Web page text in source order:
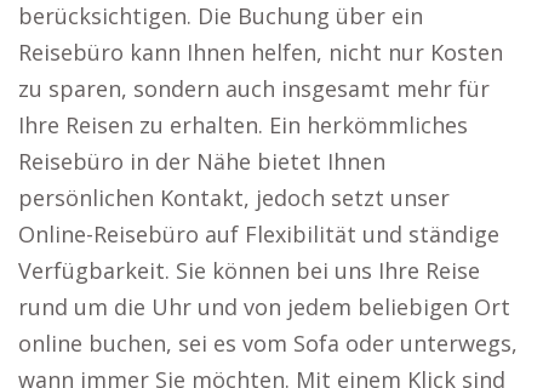
berücksichtigen. Die Buchung über ein
Reisebüro kann Ihnen helfen, nicht nur Kosten
zu sparen, sondern auch insgesamt mehr für
Ihre Reisen zu erhalten. Ein herkömmliches
Reisebüro in der Nähe bietet Ihnen
persönlichen Kontakt, jedoch setzt unser
Online-Reisebüro auf Flexibilität und ständige
Verfügbarkeit. Sie können bei uns Ihre Reise
rund um die Uhr und von jedem beliebigen Ort
online buchen, sei es vom Sofa oder unterwegs,
wann immer Sie möchten. Mit einem Klick sind